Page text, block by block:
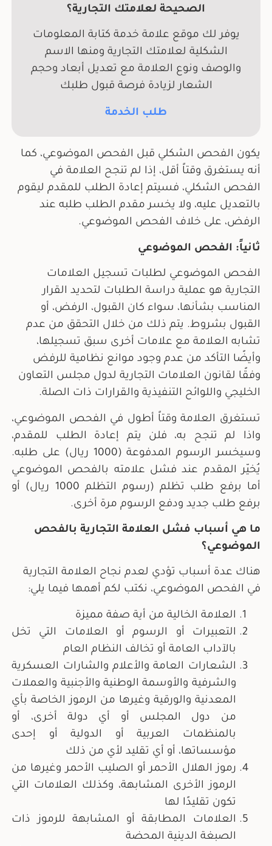
الصحيحة لعلامتك التجارية؟
يوفر لك موقع علامة خدمة كتابة المعلومات
الشكلية لعلامتك التجارية ومنها الاسم
والوصف ونوع العلامة مع تعديل أبعاد وحجم
الشعار لزيادة فرصة قبول طلبك
طلب الخدمة
يكون الفحص الشكلي قبل الفحص الموضوعي، كما
أنه يستغرق وقتاً أقل، إذا لم تنجح العلامة في
الفحص الشكلي، فسيتم إعادة الطلب للمقدم ليقوم
بالتعديل عليه، ولا يخسر مقدم الطلب طلبه عند
الرفض، على خلاف الفحص الموضوعي.
ثانياً: الفحص الموضوعي
الفحص الموضوعي لطلبات تسجيل العلامات
التجارية هو عملية دراسة الطلبات لتحديد القرار
المناسب بشأنها، سواء كان القبول، الرفض، أو
القبول بشروط. يتم ذلك من خلال التحقق من عدم
تشابه العلامة مع علامات أخرى سبق تسجيلها،
وأيضًا التأكد من عدم وجود موانع نظامية للرفض
وفقًا لقانون العلامات التجارية لدول مجلس التعاون
الخليجي واللوائح التنفيذية والقرارات ذات الصلة.
تستغرق العلامة وقتاً أطول في الفحص الموضوعي،
واذا لم تنجح به، فلن يتم إعادة الطلب للمقدم،
وسيخسر الرسوم المدفوعة (1000 ريال) على طلبه.
يُخيّر المقدم عند فشل علامته بالفحص الموضوعي
أما برفع طلب تظلم (رسوم التظلم 1000 ريال) أو
برفع طلب جديد ودفع الرسوم مرة أخرى.
ما هي أسباب فشل العلامة التجارية بالفحص
الموضوعي؟
هناك عدة أسباب تؤدي لعدم نجاح العلامة التجارية
في الفحص الموضوعي، نكتب لكم أهمها فيما يلي:
العلامة الخالية من أية صفة مميزة
التعبيرات أو الرسوم أو العلامات التي تخل
بالآداب العامة أو تخالف النظام العام
الشعارات العامة والأعلام والشارات العسكرية
والشرفية والأوسمة الوطنية والأجنبية والعملات
المعدنية والورقية وغيرها من الرموز الخاصة بأي
من دول المجلس أو أي دولة أخرى، أو
بالمنظمات العربية أو الدولية أو إحدى
مؤسساتها، أو أي تقليد لأي من ذلك
رموز الهلال الأحمر أو الصليب الأحمر وغيرها من
الرموز الأخرى المشابهة، وكذلك العلامات التي
تكون تقليدًا لها
العلامات المطابقة أو المشابهة للرموز ذات
الصبغة الدينية المحضة